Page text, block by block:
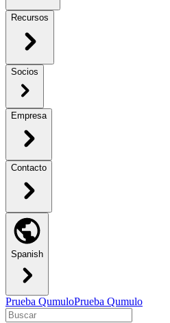
Recursos
Socios
Empresa
Contacto
Spanish
Prueba QumuloPrueba Qumulo